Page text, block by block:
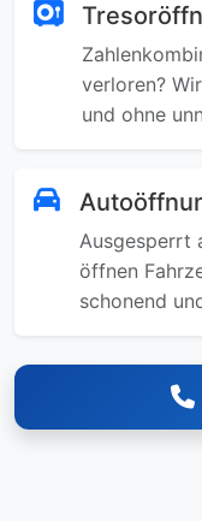
verloren?
und ohne
Ausgesperrt
öffnen
schonend